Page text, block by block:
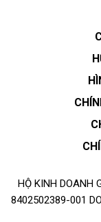
HỘ KINH DOANH
8402502389-001